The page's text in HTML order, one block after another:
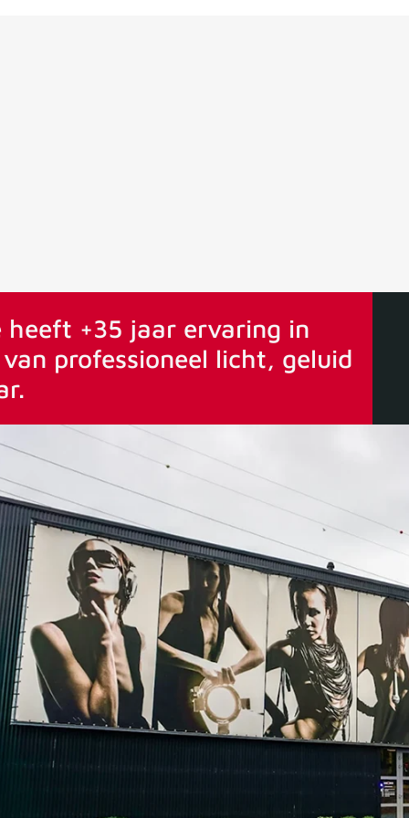
Vanaf 75€ gratis verstuurd
heeft +35 jaar ervaring in
professioneel licht, geluid